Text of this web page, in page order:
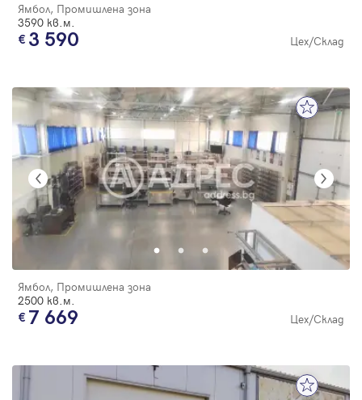
Ямбол, Промишлена зона
3590 кв.м.
3 590 Цех/Склад
Ямбол, Промишлена зона
2500 кв.м.
7 669 Цех/Склад